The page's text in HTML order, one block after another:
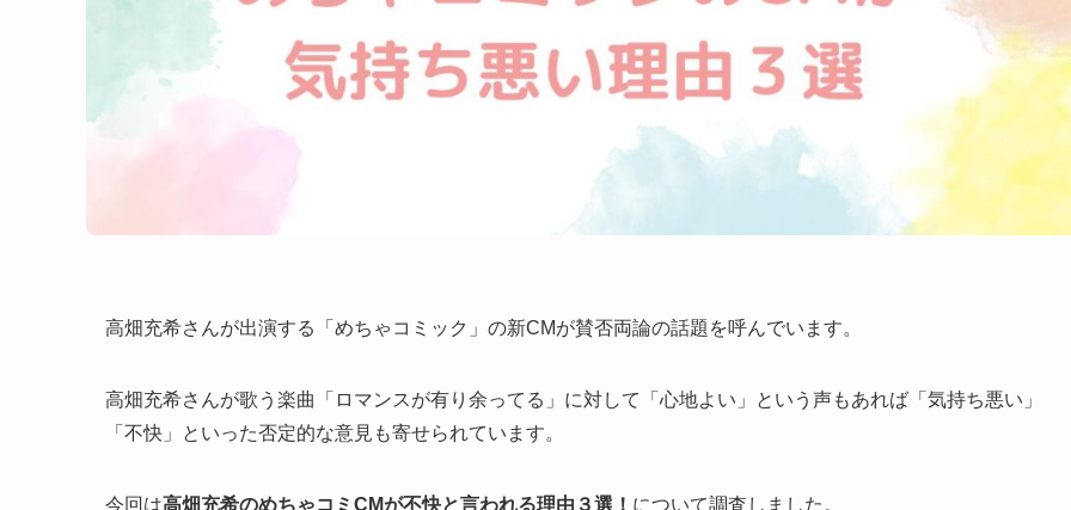
高畑充希さんが出演する「めちゃコミック」の新CMが賛否両論の話題を呼んでいます。
高畑充希さんが歌う楽曲「ロマンスが有り余ってる」に対して「心地よい」という声もあれば「気持ち悪い」
「不快」といった否定的な意見も寄せられています。
今回は高畑充希のめちゃコミCMが不快と言われる理由３選！ について調査しました。